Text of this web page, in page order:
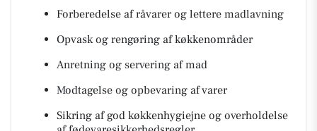
Forberedelse af råvarer og lettere madlavning
Opvask og rengøring af køkkenområder
Anretning og servering af mad
Modtagelse og opbevaring af varer
Sikring af god køkkenhygiejne og overholdelse